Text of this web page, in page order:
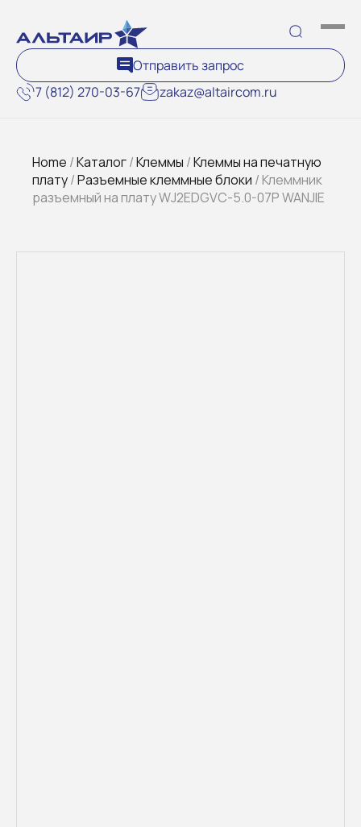
7 (812) 270-03-67 zakaz@altaircom.ru
Отправить запрос
Home /Каталог/Клеммы /Клеммы на печатную
плату/Разъемные клеммные блоки / Клеммник
разъемный на плату WJ2EDGVC-5.0-07P WANJIE